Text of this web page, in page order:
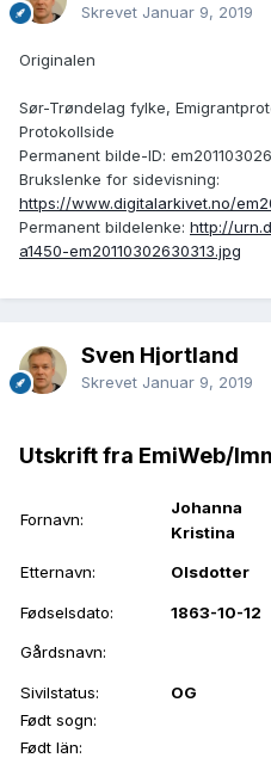
Skrevet Januar 9, 2019
Originalen
Sør-Trøndelag fylke,
Protokollside
Permanent bilde-ID:
Brukslenke for sidevisning:
https://www.digitalarkivet.no/
Permanent bildelenke: http://
a1450-em20110302630313.jpg
Sven Hjortland
Skrevet Januar 9, 2019
Utskrift fra EmiWeb/
Fornavn:
Johanna
Kristina
Etternavn: Olsdotter
Fødselsdato:
1863-10-12
Gårdsnavn:
Sivilstatus:
OG
Født sogn:
Født län: